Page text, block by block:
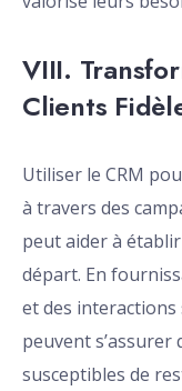
VIII.
Clients
Utiliser le CRM
à travers des
peut aider à
départ. En
et des
peuvent
susceptibles de